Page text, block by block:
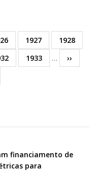
Página
1927 Página
1928
Página
1933 … Próxima
››
financiamento de
para